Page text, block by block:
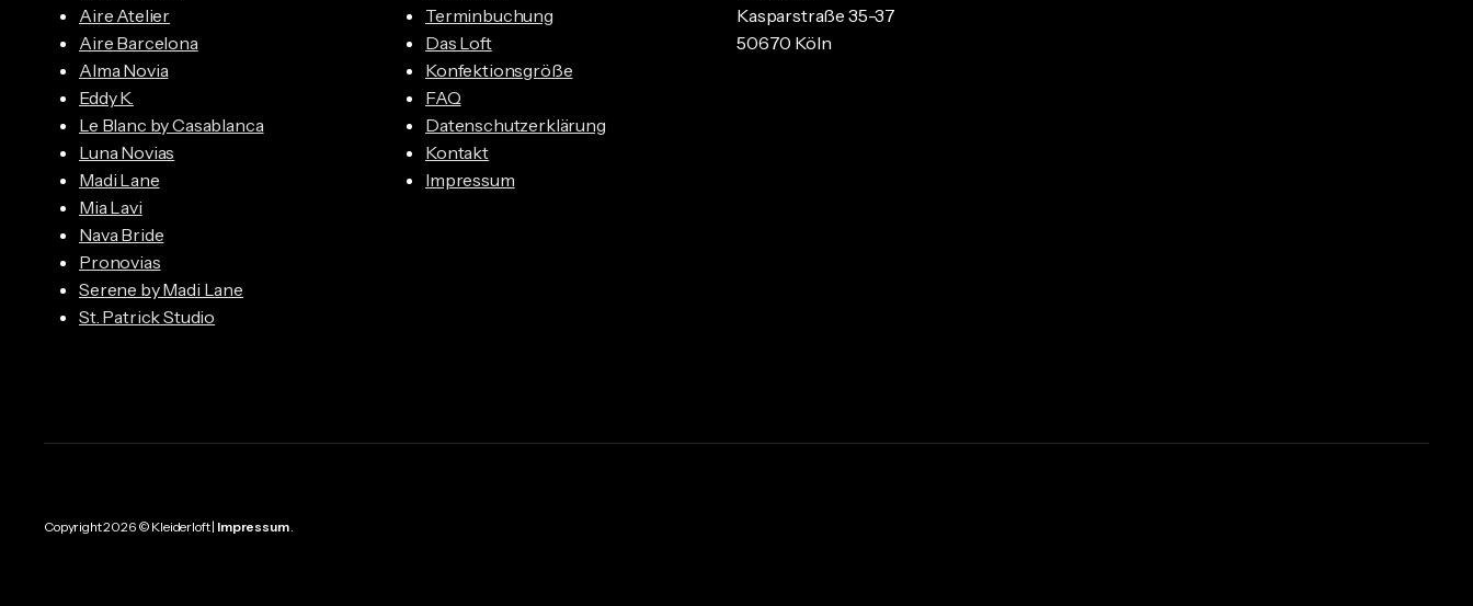
Aire Atelier
Aire Barcelona
Alma Novia
Eddy K.
Le Blanc by Casablanca
Luna Novias
Madi Lane
Mia Lavi
Nava Bride
Pronovias
Serene by Madi Lane
St. Patrick Studio
Terminbuchung
Das Loft
Konfektionsgröße
FAQ
Datenschutzerklärung
Kontakt
Impressum
Kasparstraße 35-37
50670 Köln
Copyright 2026 © Kleiderloft | Impressum.